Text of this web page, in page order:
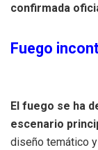
confirmada
Fuego
El fuego se ha
escenario
diseño temático